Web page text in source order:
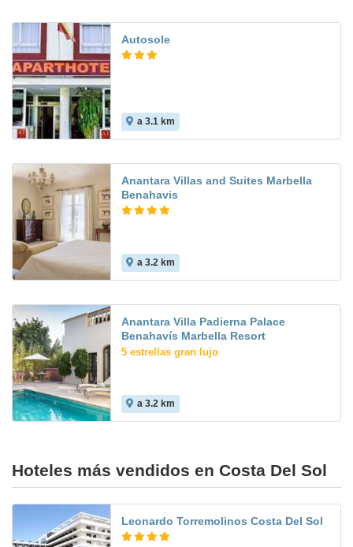
Autosole
a 3.1 km
Anantara Villas and Suites Marbella
Benahavis
a 3.2 km
Anantara Villa Padierna Palace
Benahavís Marbella Resort
5 estrellas gran lujo
a 3.2 km
Hoteles más vendidos en Costa Del Sol
Leonardo Torremolinos Costa Del Sol